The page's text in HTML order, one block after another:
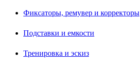
Фиксаторы, ремувер и корректоры
Подставки и емкости
Тренировка и эскиз